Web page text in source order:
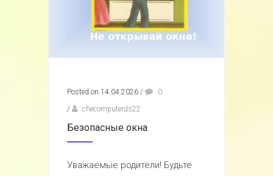
Posted on 14.04.2026 /
0
/
checomputerds22
Безопасные окна
Уважаемые родители! Будьте